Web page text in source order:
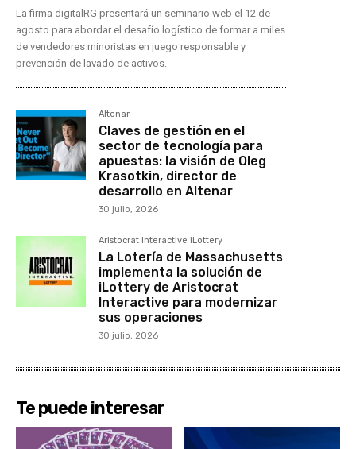
La firma digitalRG presentará un seminario web el 12 de
agosto para abordar el desafío logístico de formar a miles
de vendedores minoristas en juego responsable y
prevención de lavado de activos.
Altenar
Claves de gestión en el
sector de tecnología para
apuestas: la visión de Oleg
Krasotkin, director de
desarrollo en Altenar
30 julio, 2026
Aristocrat Interactive iLottery
La Lotería de Massachusetts
implementa la solución de
iLottery de Aristocrat
Interactive para modernizar
sus operaciones
30 julio, 2026
Te puede interesar